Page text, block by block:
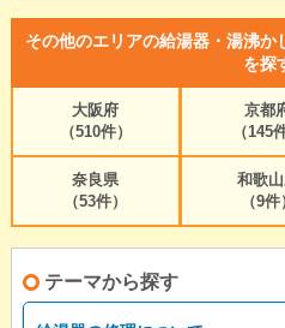
その他のエリアの給湯器・湯沸
を探
大阪府
（510件）
京都
（145
奈良県
（53件）
和歌
（9件
テーマから探す